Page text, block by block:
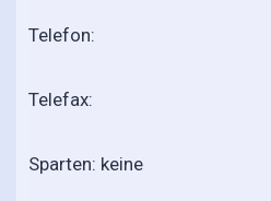
Telefon:
Telefax:
Sparten: keine